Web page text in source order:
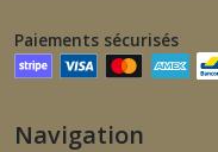
Paiements sécurisés
Navigation